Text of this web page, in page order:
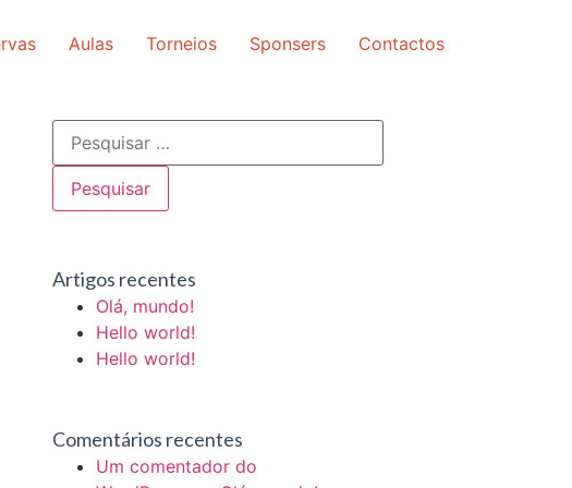
Aulas Torneios Sponsers Contactos
Artigos recentes
Olá, mundo!
Hello world!
Hello world!
Comentários recentes
Um comentador do